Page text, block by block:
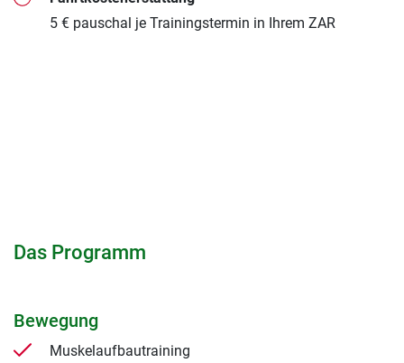
5 € pauschal je Trainingstermin in Ihrem ZAR
Das Programm
Bewegung
Muskelaufbautraining